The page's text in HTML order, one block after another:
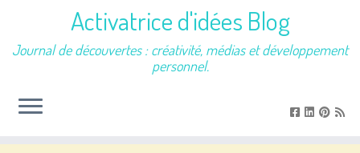
Activatrice d'idées Blog
Journal de découvertes : créativité, médias et développement
personnel.